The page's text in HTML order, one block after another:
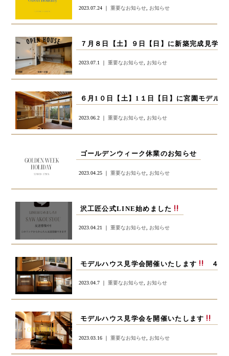
2023.07.24 ｜ 重要なお知らせ, お知らせ
2023.07.1 ｜ 重要なお知らせ, お知らせ
2023.06.2 ｜ 重要なお知らせ, お知らせ
ゴールデンウィーク休業のお知らせ
2023.04.25 ｜ 重要なお知らせ, お知らせ
沢工匠公式LINE始めました
2023.04.21 ｜ 重要なお知らせ, お知らせ
モデルハウス見学会開催いたします ４月
2023.04.7 ｜ 重要なお知らせ, お知らせ
モデルハウス見学会を開催いたします
2023.03.16 ｜ 重要なお知らせ, お知らせ